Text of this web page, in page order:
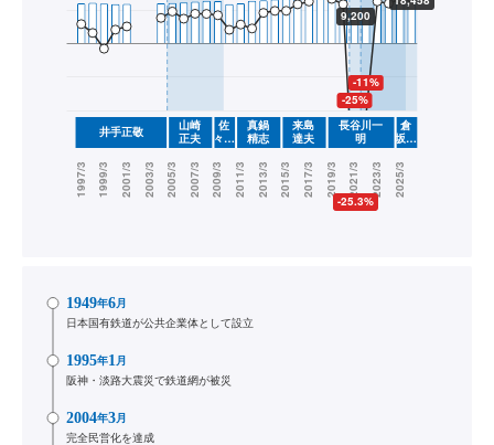
1949年6月
日本国有鉄道が公共企業体として設立
1995年1月
阪神・淡路大震災で鉄道網が被災
2004年3月
完全民営化を達成